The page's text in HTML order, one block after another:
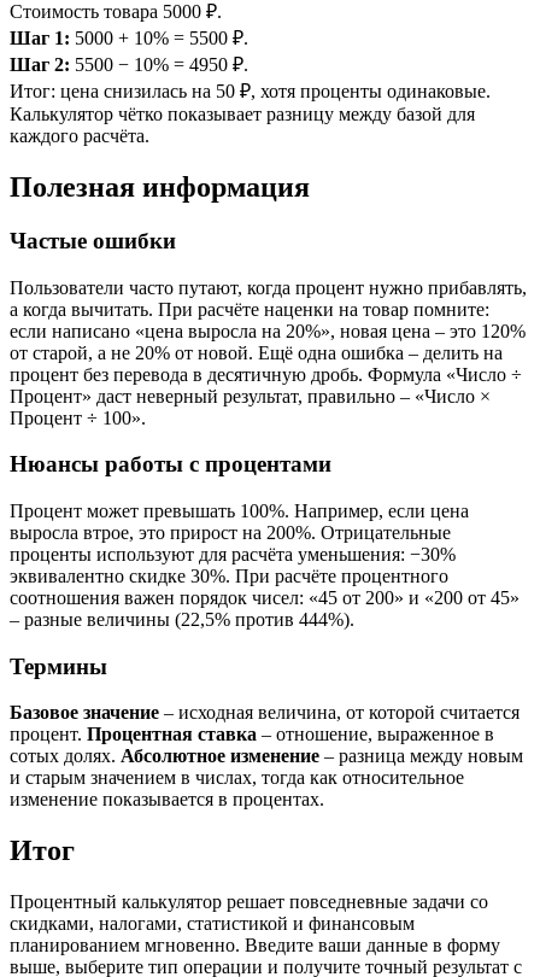
Стоимость товара 5000 ₽.
Шаг 1: 5000 + 10% = 5500 ₽.
Шаг 2: 5500 − 10% = 4950 ₽.
Итог: цена снизилась на 50 ₽, хотя проценты одинаковые.
Калькулятор чётко показывает разницу между базой для
каждого расчёта.
Полезная информация
Частые ошибки
Пользователи часто путают, когда процент нужно прибавлять,
а когда вычитать. При расчёте наценки на товар помните:
если написано «цена выросла на 20%», новая цена – это 120%
от старой, а не 20% от новой. Ещё одна ошибка – делить на
процент без перевода в десятичную дробь. Формула «Число ÷
Процент» даст неверный результат, правильно – «Число ×
Процент ÷ 100».
Нюансы работы с процентами
Процент может превышать 100%. Например, если цена
выросла втрое, это прирост на 200%. Отрицательные
проценты используют для расчёта уменьшения: −30%
эквивалентно скидке 30%. При расчёте процентного
соотношения важен порядок чисел: «45 от 200» и «200 от 45»
– разные величины (22,5% против 444%).
Термины
Базовое значение – исходная величина, от которой считается
процент. Процентная ставка – отношение, выраженное в
сотых долях. Абсолютное изменение – разница между новым
и старым значением в числах, тогда как относительное
изменение показывается в процентах.
Итог
Процентный калькулятор решает повседневные задачи со
скидками, налогами, статистикой и финансовым
планированием мгновенно. Введите ваши данные в форму
выше, выберите тип операции и получите точный результат с